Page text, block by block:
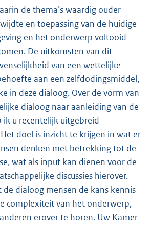
de thema’s waardig ouder
en toepassing van de huidige
en het onderwerp voltooid
De uitkomsten van dit
van een wettelijke
aan een zelfdodingsmiddel,
in deze dialoog. Over de vorm van
dialoog naar aanleiding van de
ik u recentelijk uitgebreid
Het doel is inzicht te krijgen in wat er
denken met betrekking tot de
wat als input kan dienen voor de
discussies hierover.
de dialoog mensen de kans kennis
complexiteit van het onderwerp,
erover te horen. Uw Kamer